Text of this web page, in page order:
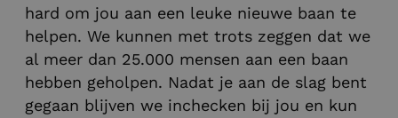
hard om jou aan een leuke nieuwe baan te
helpen. We kunnen met trots zeggen dat we
al meer dan 25.000 mensen aan een baan
hebben geholpen. Nadat je aan de slag bent
gegaan blijven we inchecken bij jou en kun